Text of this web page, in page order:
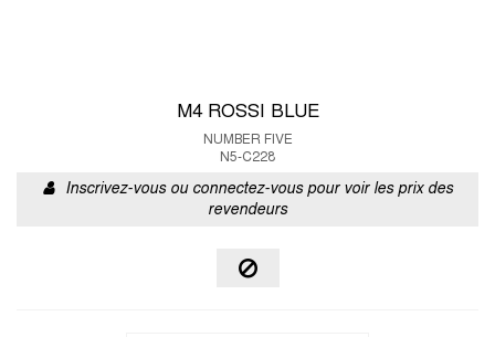
M4 ROSSI BLUE
NUMBER FIVE
N5-C228
Inscrivez-vous ou connectez-vous pour voir les prix des
revendeurs